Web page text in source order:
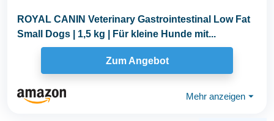
ROYAL CANIN Veterinary Gastrointestinal Low Fat
Small Dogs | 1,5 kg | Für kleine Hunde mit...
Zum Angebot
Mehr anzeigen ⏷